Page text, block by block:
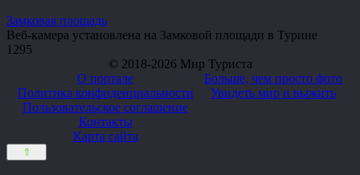
Замковая площадь
Веб-камера установлена на Замковой площади в Турине
1 295
© 2018-2026 Мир Туриста
О портале
Политика конфиденциальности
Пользовательское соглашение
Контакты
Карта сайта
Больше, чем просто фото
Увидеть мир и выжить